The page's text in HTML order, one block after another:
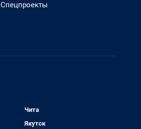
Спецпроекты
Чита
Якутск